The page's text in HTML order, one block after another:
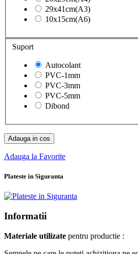
29x41cm(A3)
10x15cm(A6)
Suport
Autocolant
PVC-1mm
PVC-3mm
PVC-5mm
Dibond
Adauga in cos
Adauga la Favorite
Plateste in Siguranta
Informatii
Materiale utilizate pentru productie :